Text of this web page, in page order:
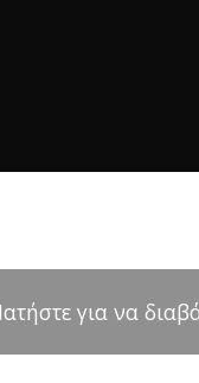
για να